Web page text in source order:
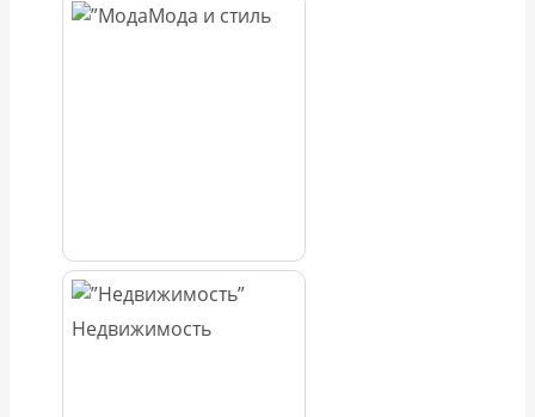
Мода и стиль
Недвижимость